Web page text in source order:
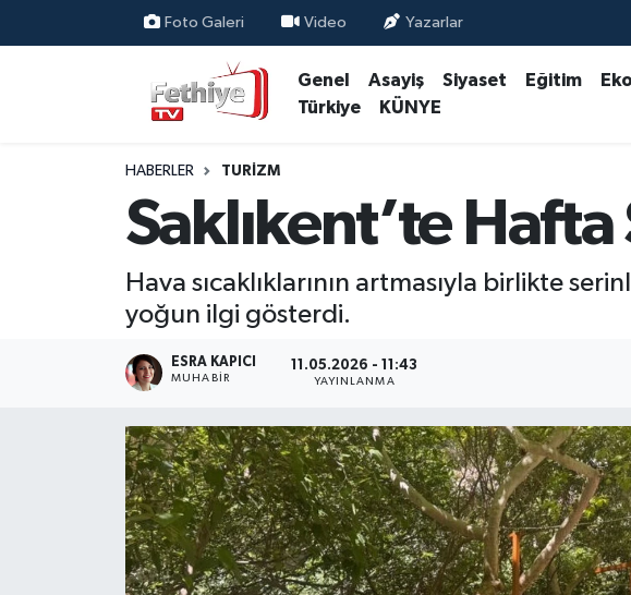
Foto Galeri Video Yazarlar
Genel Asayiş Siyaset Eğitim
Türkiye
KÜNYE
HABERLER TURIZM
Saklıkent’te
Hava sıcaklıklarının artmasıyla birlikte
yoğun ilgi gösterdi.
ESRA KAPICI
MUHABİR
11.05.2026 - 11:43
YAYINLANMA
Muğla Nöbetçi Eczaneler
Muğla Trafik Yoğunluk Haritası
Süper Lig Puan Durumu ve Fikstür
Tüm Manşetler
Haber Arşivi